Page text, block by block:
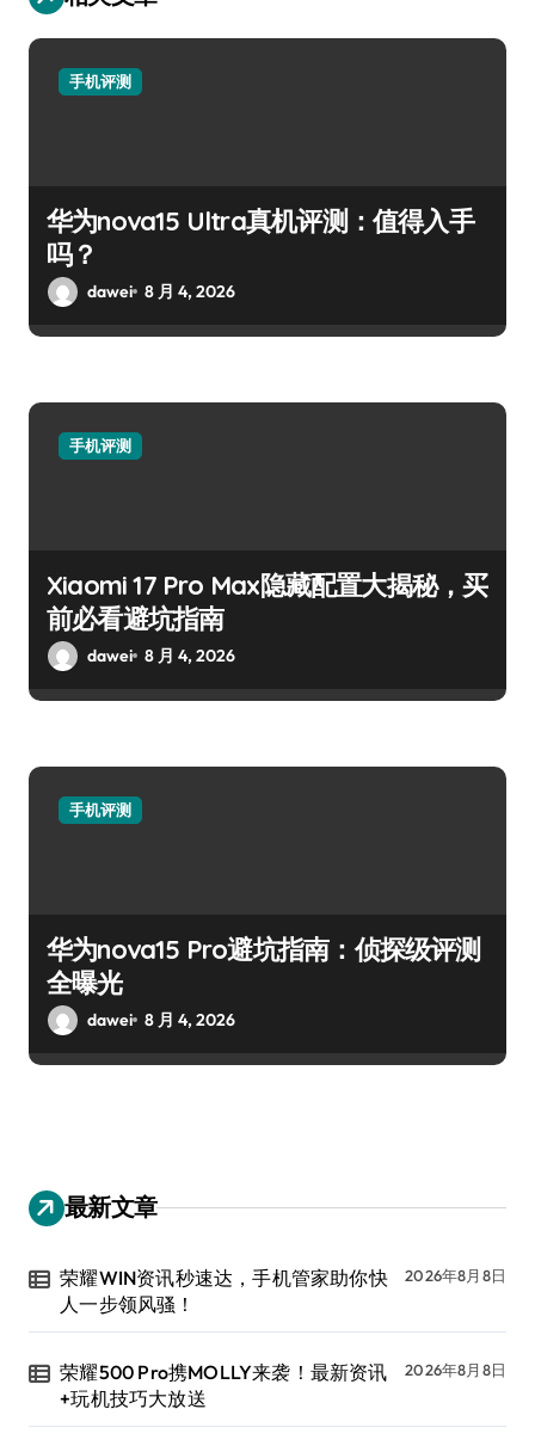
手机评测
华为nova15 Ultra真机评测：值得入手
吗？
dawei 8 月 4, 2026
手机评测
Xiaomi 17 Pro Max隐藏配置大揭秘，买
前必看避坑指南
dawei 8 月 4, 2026
手机评测
华为nova15 Pro避坑指南：侦探级评测
全曝光
dawei 8 月 4, 2026
最新文章
荣耀WIN资讯秒速达，手机管家助你快
人一步领风骚！
2026年8月8日
荣耀500 Pro携MOLLY来袭！最新资讯
+玩机技巧大放送
2026年8月8日